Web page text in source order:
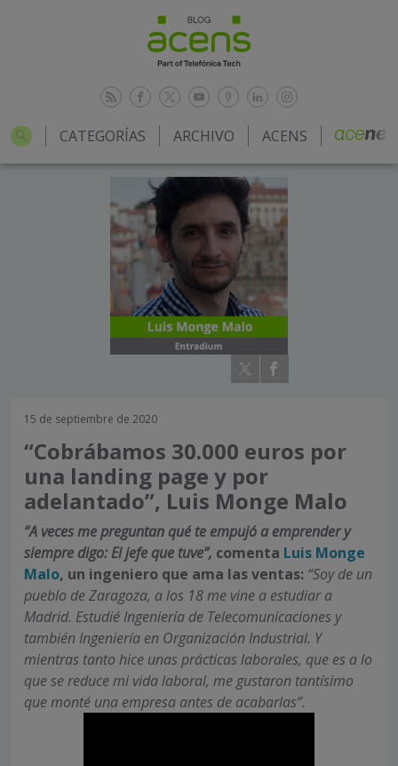
CATEGORÍAS ARCHIVO ACENS
15 de septiembre de 2020
“Cobrábamos 30.000 euros por
una landing page y por
adelantado”, Luis Monge Malo
“A veces me preguntan qué te empujó a emprender y
siempre digo: El jefe que tuve”, comenta Luis Monge
Malo, un ingeniero que ama las ventas: “Soy de un
pueblo de Zaragoza, a los 18 me vine a estudiar a
Madrid. Estudié Ingeniería de Telecomunicaciones y
también Ingeniería en Organización Industrial. Y
mientras tanto hice unas prácticas laborales, que es a lo
que se reduce mi vida laboral, me gustaron tantísimo
que monté una empresa antes de acabarlas”.